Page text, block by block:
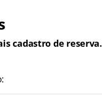
cadastro de reserva.